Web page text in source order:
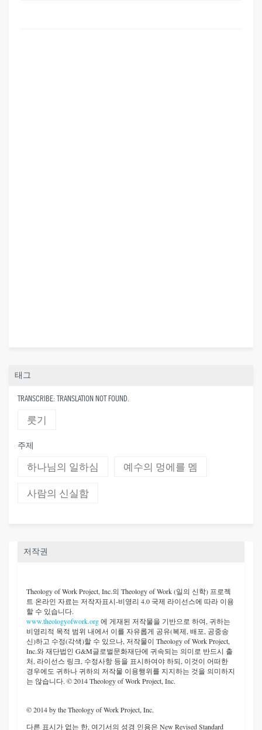
태그
TRANSCRIBE: TRANSLATION NOT FOUND.
룻기
주제
하나님의 일하심 예수의 멍에를 멤
사람의 신실함
저작권
Theology of Work Project, Inc.의 Theology of Work (일의 신학) 프로젝
트 온라인 자료는 저작자표시-비영리 4.0 국제 라이선스에 따라 이용
할 수 있습니다.
www.theologyofwork.org에 게재된 저작물을 기반으로 하여, 귀하는
비영리적 목적 범위 내에서 이를 자유롭게 공유(복제, 배포, 공중송
신)하고 수정(각색)할 수 있으나, 저작물이 Theology of Work Project,
Inc.와 재단법인 G&M글로벌문화재단에 귀속되는 의미로 반드시 출
처, 라이선스 링크, 수정사항 등을 표시하여야 하되, 이것이 어떠한
경우에도 귀하나 귀하의 저작물 이용행위를 지지하는 것을 의미하지
는 않습니다. © 2014 Theology of Work Project, Inc.
© 2014 by the Theology of Work Project, Inc.
다른 표시가 없는 한, 여기서의 성경 인용은 New Revised Standard